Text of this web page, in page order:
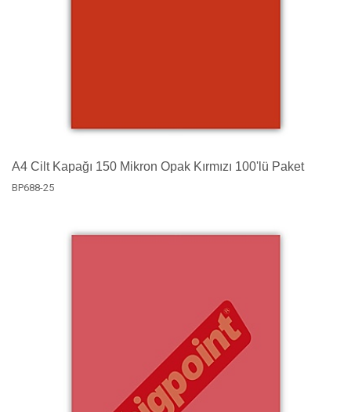
A4 Cilt Kapağı 150 Mikron Opak Kırmızı 100'lü Paket
BP688-25